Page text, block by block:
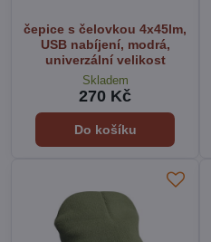
čepice s čelovkou 4x45lm,
USB nabíjení, modrá,
univerzální velikost
Skladem
270 Kč
Do košíku